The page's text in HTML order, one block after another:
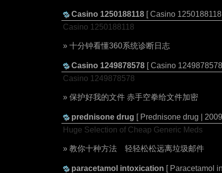
Casino 1250188118 [ Casino
Casino 1250188118
» 十分钟看懂360系统诊断日志
Casino 1249878578 [ Casino
Casino 1249878578
» 保护好我的文件 赤手空拳给文件加密
prednisone drug [ Prednisone drug |
Huge Selection of Cheap Generic Meds
» 教你十种方法 轻轻松松远离垃圾邮件
paracetamol intoxication [ Paracetamol